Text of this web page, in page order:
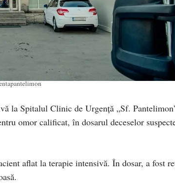
la Spitalul Clinic de Urgenţă „Sf.
omor calificat, în dosarul deceselor
aflat la terapie intensivă. În dosar, a fost